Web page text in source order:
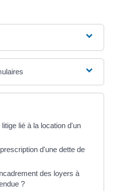
lié à la location d'un
d'une dette de
des loyers à
?